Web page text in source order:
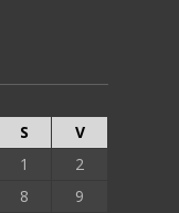
S
V
1
2
8 9